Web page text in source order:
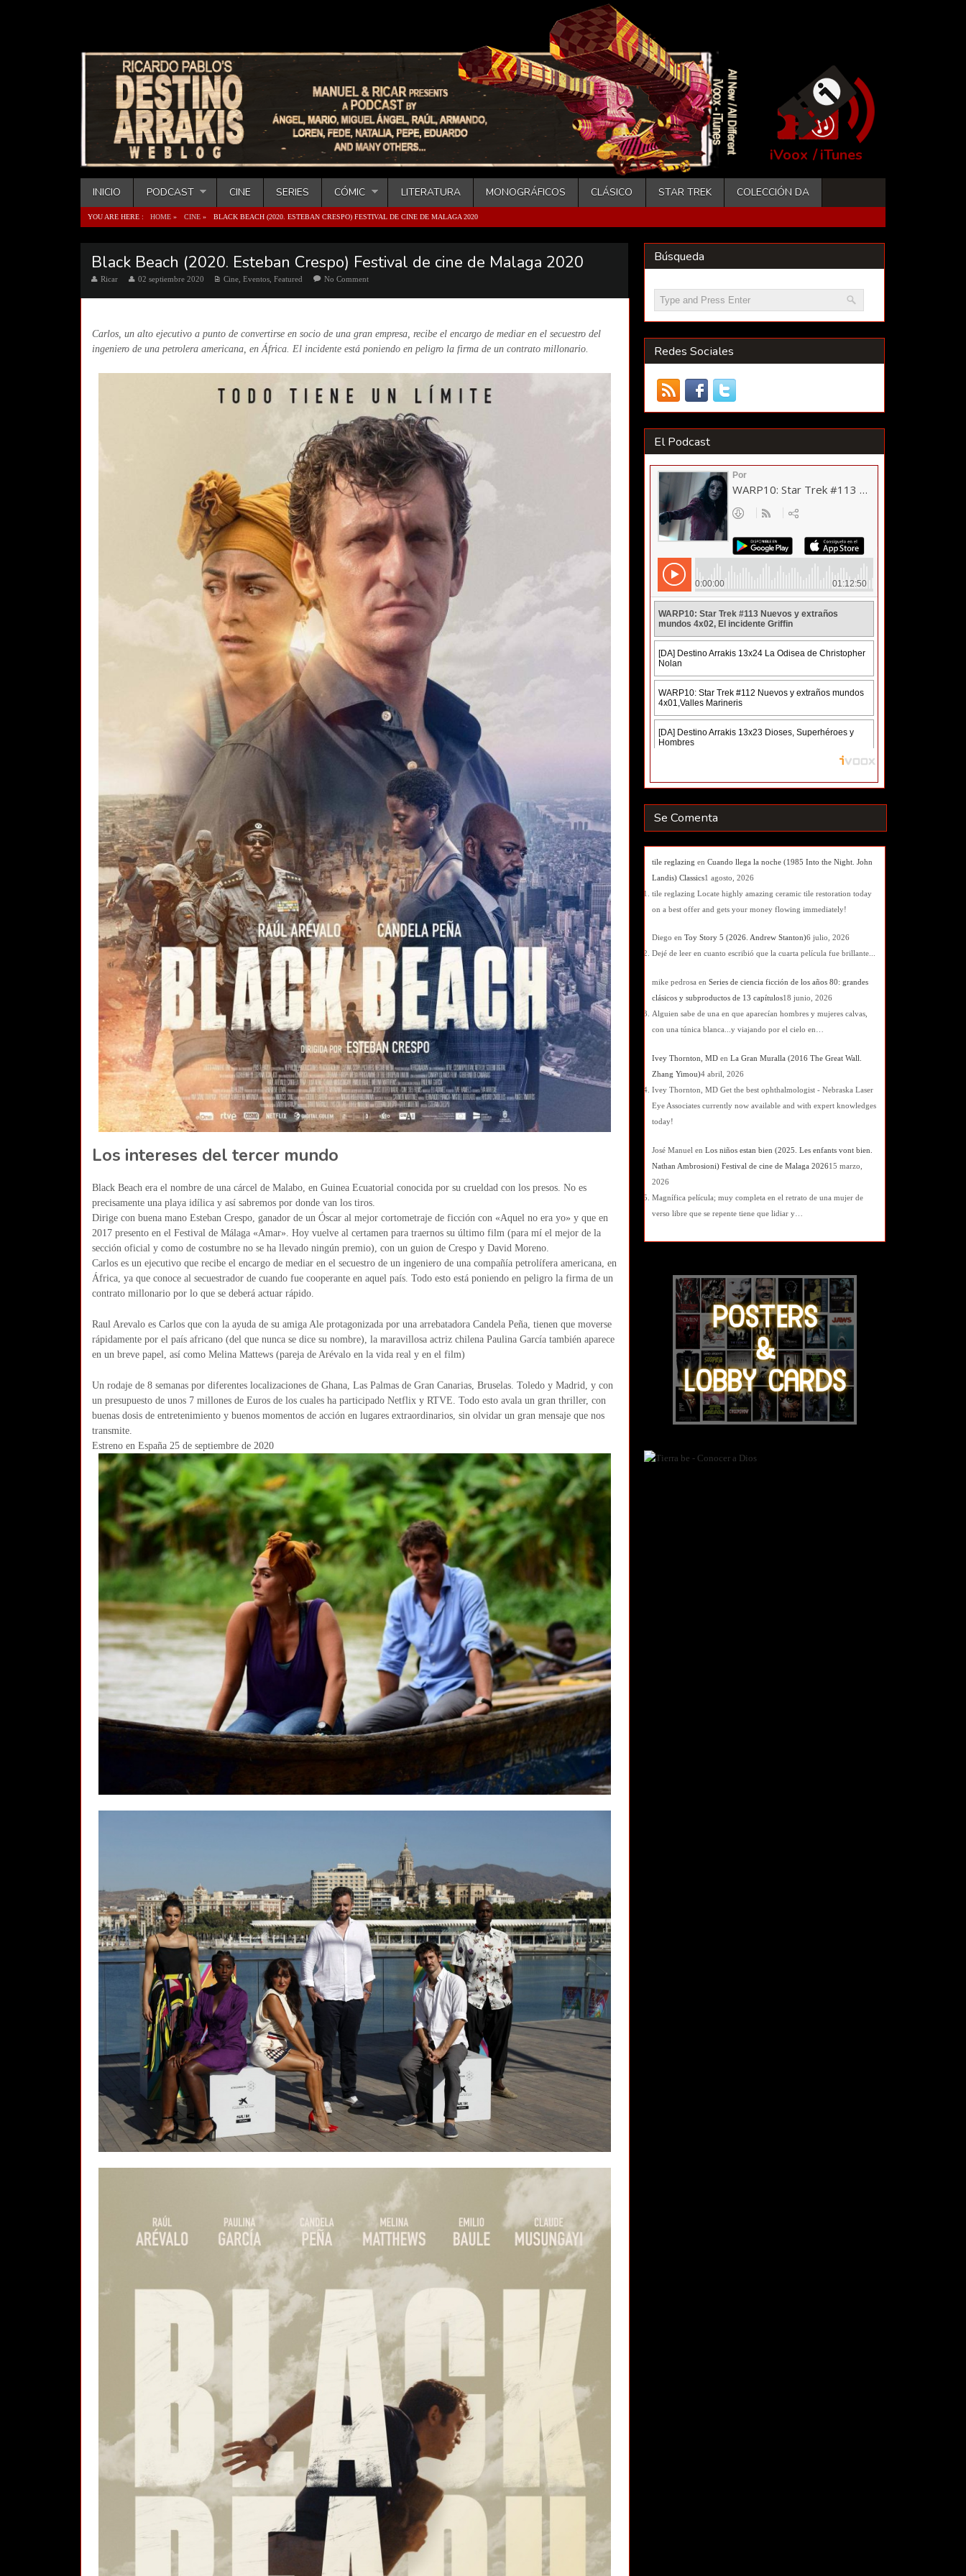
iVoox /iTunes
INICIO PODCAST CINE SERIES CÓMIC LITERATURA MONOGRÁFICOS CLÁSICO STAR TREK COLECCIÓN DA
YOU ARE HERE : HOME » CINE» BLACK BEACH (2020. ESTEBAN CRESPO) FESTIVAL DE CINE DE MALAGA 2020
Black Beach (2020. Esteban Crespo) Festival de cine de Malaga 2020
Ricar 02 septiembre 2020 Cine ,Eventos ,Featured No Comment
Carlos, un alto ejecutivo a punto de convertirse en socio de una gran empresa, recibe el encargo de mediar en el secuestro del
ingeniero de una petrolera americana, en África. El incidente está poniendo en peligro la firma de un contrato millonario.
Los intereses del tercer mundo
Black Beach era el nombre de una cárcel de Malabo, en Guinea Ecuatorial conocida por su crueldad con los presos. No es
precisamente una playa idílica y así sabremos por donde van los tiros.
Dirige con buena mano Esteban Crespo, ganador de un Óscar al mejor cortometraje de ficción con «Aquel no era yo» y que en
2017 presento en el Festival de Málaga «Amar». Hoy vuelve al certamen para traernos su último film (para mí el mejor de la
sección oficial y como de costumbre no se ha llevado ningún premio), con un guion de Crespo y David Moreno.
Carlos es un ejecutivo que recibe el encargo de mediar en el secuestro de un ingeniero de una compañía petrolífera americana, en
África, ya que conoce al secuestrador de cuando fue cooperante en aquel país. Todo esto está poniendo en peligro la firma de un
contrato millonario por lo que se deberá actuar rápido.
Raul Arevalo es Carlos que con la ayuda de su amiga Ale protagonizada por una arrebatadora Candela Peña, tienen que moverse
rápidamente por el país africano (del que nunca se dice su nombre), la maravillosa actriz chilena Paulina García también aparece
en un breve papel, así como Melina Mattews (pareja de Arévalo en la vida real y en el film)
Un rodaje de 8 semanas por diferentes localizaciones de Ghana, Las Palmas de Gran Canarias, Bruselas. Toledo y Madrid, y con
un presupuesto de unos 7 millones de Euros de los cuales ha participado Netflix y RTVE. Todo esto avala un gran thriller, con
buenas dosis de entretenimiento y buenos momentos de acción en lugares extraordinarios, sin olvidar un gran mensaje que nos
transmite.
Estreno en España 25 de septiembre de 2020
Búsqueda
Redes Sociales
El Podcast
Se Comenta
tile reglazing en Cuando llega la noche (1985 Into the Night. John
Landis) Classics1 agosto, 2026
tile reglazing Locate highly amazing ceramic tile restoration today
on a best offer and gets your money flowing immediately!
Diego en Toy Story 5 (2026. Andrew Stanton)6 julio, 2026
Dejé de leer en cuanto escribió que la cuarta película fue brillante...
mike pedrosa en Series de ciencia ficción de los años 80: grandes
clásicos y subproductos de 13 capítulos18 junio, 2026
Alguien sabe de una en que aparecían hombres y mujeres calvas,
con una túnica blanca...y viajando por el cielo en…
Ivey Thornton, MD en La Gran Muralla (2016 The Great Wall.
Zhang Yimou)4 abril, 2026
Ivey Thornton, MD Get the best ophthalmologist - Nebraska Laser
Eye Associates currently now available and with expert knowledges
today!
José Manuel en Los niños estan bien (2025. Les enfants vont bien.
Nathan Ambrosioni) Festival de cine de Malaga 202615 marzo,
2026
Magnífica película; muy completa en el retrato de una mujer de
verso libre que se repente tiene que lidiar y…